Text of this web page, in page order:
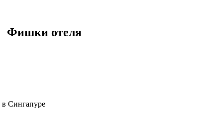
Фишки отеля